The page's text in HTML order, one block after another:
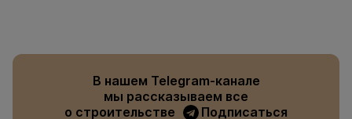
В нашем Telegram-канале
мы рассказываем все
о строительстве
Подписаться